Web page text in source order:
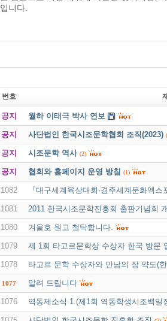
입니다.
번호
공지 월하 이태극 박사 연보
공지 사단법인 한국시조문학협회 조직(2023)
공지 시조문학 역사 (2)
공지 협회와 홈페이지 운영 방침 (1)
1082 『대구세계육상대회·경주세계문화엑스
1081 2011 한국시조문학진흥회 출판기념회
1080 겨울호 원고 청탁합니다.
1079 제 1회 타고르문학상 수상자 한국 방문
1078 타고르 문학 수상자와 만남의 장 약도(
1077 알려 드립니다
1076 역동제소식 1.(제1회 역동학생시조백일